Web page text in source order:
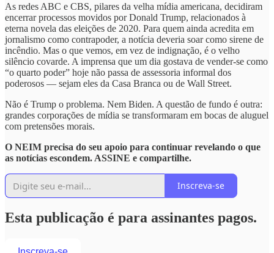
As redes ABC e CBS, pilares da velha mídia americana, decidiram
encerrar processos movidos por Donald Trump, relacionados à
eterna novela das eleições de 2020. Para quem ainda acredita em
jornalismo como contrapoder, a notícia deveria soar como sirene de
incêndio. Mas o que vemos, em vez de indignação, é o velho
silêncio covarde. A imprensa que um dia gostava de vender-se como
“o quarto poder” hoje não passa de assessoria informal dos
poderosos — sejam eles da Casa Branca ou de Wall Street.
Não é Trump o problema. Nem Biden. A questão de fundo é outra:
grandes corporações de mídia se transformaram em bocas de aluguel
com pretensões morais.
O NEIM precisa do seu apoio para continuar revelando o que
as notícias escondem. ASSINE e compartilhe.
Inscreva-se
Esta publicação é para assinantes pagos.